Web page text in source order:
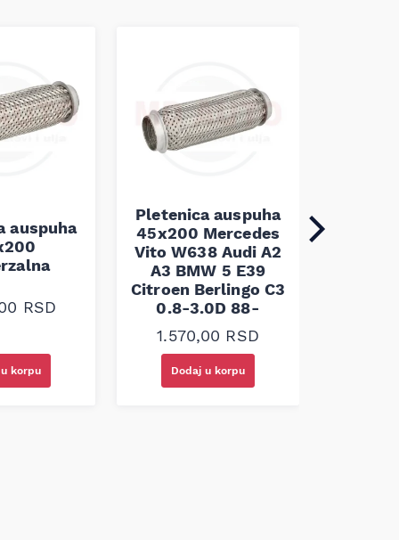
auspuha
RSD
korpu
Pletenica auspuha
45x200 Mercedes
Vito W638 Audi A2
A3 BMW 5 E39
Citroen Berlingo C3
0.8-3.0D 88-
1.570,00 RSD
Dodaj u korpu